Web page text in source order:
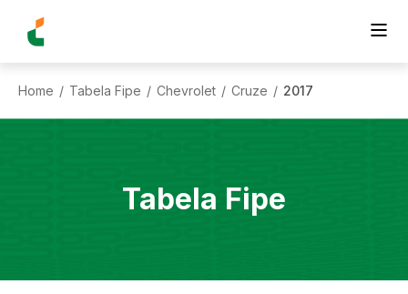
Home / Tabela Fipe / Chevrolet / Cruze / 2017
Tabela Fipe